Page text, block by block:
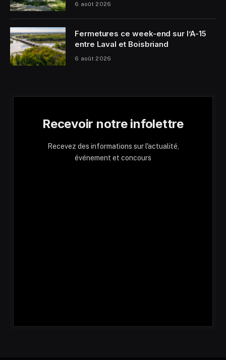
6 août 2026
Fermetures ce week-end sur l’A-15
entre Laval et Boisbriand
6 août 2026
Recevoir notre infolettre
Recevez des informations sur l'actualité,
événement et concours